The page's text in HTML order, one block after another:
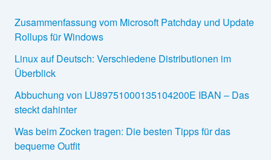
Zusammenfassung vom Microsoft Patchday und Update
Rollups für Windows
Linux auf Deutsch: Verschiedene Distributionen im
Überblick
Abbuchung von LU89751000135104200E IBAN – Das
steckt dahinter
Was beim Zocken tragen: Die besten Tipps für das
bequeme Outfit